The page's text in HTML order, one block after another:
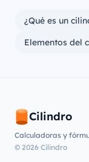
¿Qué es un
Elementos del
Cilindro
Calculadoras y
© 2026 Cilindro